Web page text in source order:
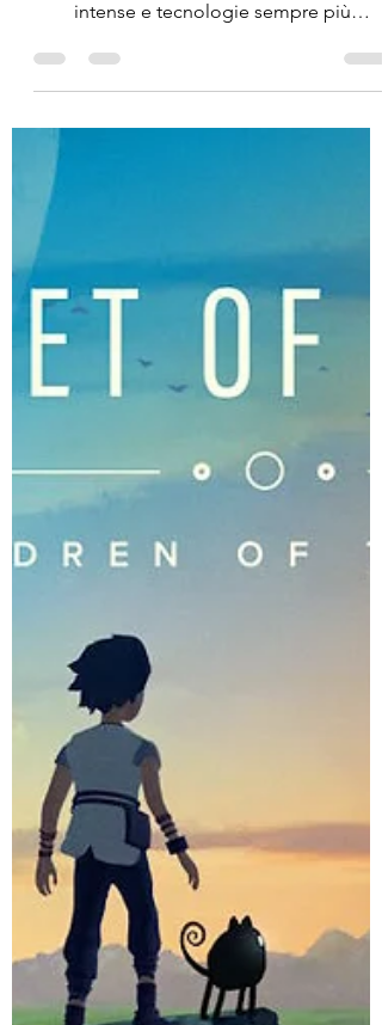
I videogiochi più
attesi del 2026: quali
saranno davvero
avanzate. Ma per milioni di giocatori, la
vera domanda resta un’altra: questo gioco
sarà davvero giocabile anche per me? Il
2026 si preannuncia come un anno
decisivo per l’industria videoludica. Non
solo per i titoli in arrivo, ma per come
questi giochi verranno pensati, progettati